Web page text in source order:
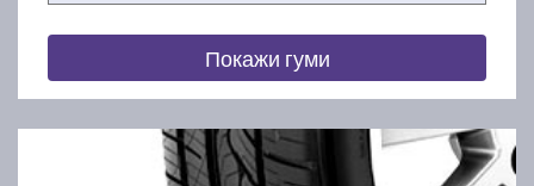
Покажи гуми